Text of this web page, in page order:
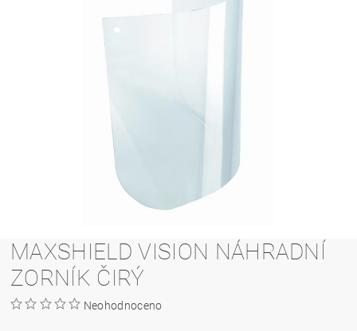
MAXSHIELD VISION NÁHRADNÍ
ZORNÍK ČIRÝ
Neohodnoceno